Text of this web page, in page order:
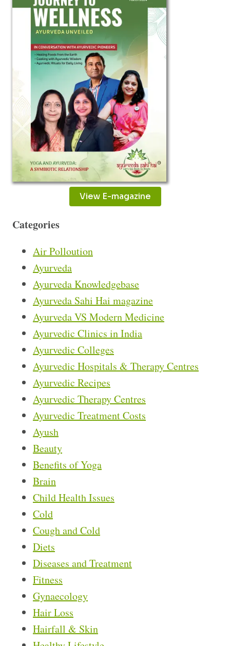
View E-magazine
Categories
Air Polloution
Ayurveda
Ayurveda Knowledgebase
Ayurveda Sahi Hai magazine
Ayurveda VS Modern Medicine
Ayurvedic Clinics in India
Ayurvedic Colleges
Ayurvedic Hospitals & Therapy Centres
Ayurvedic Recipes
Ayurvedic Therapy Centres
Ayurvedic Treatment Costs
Ayush
Beauty
Benefits of Yoga
Brain
Child Health Issues
Cold
Cough and Cold
Diets
Diseases and Treatment
Fitness
Gynaecology
Hair Loss
Hairfall & Skin